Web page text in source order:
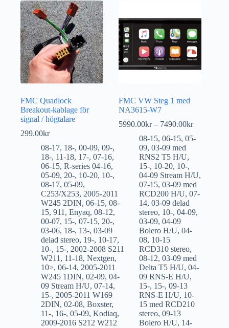
FMC Quadlock
Breakout-kablage för
signal / högtalare
299.00kr
08-17, 18-, 00-09, 09-,
18-, 11-18, 17-, 07-16,
06-15, R-series 04-16,
05-09, 20-, 10-20, 10-,
08-17, 05-09,
C253/X253, 2005-2011
W245 2DIN, 06-15, 08-
15, 911 , Enyaq, 08-12,
00-07, 15-, 07-15, 20-,
03-06, 18-, 13-, 03-09
delad stereo, 19-, 10-17,
10-, 15-, 2002-2008 S211
W211 , 11-18, Nextgen,
10>, 06-14, 2005-2011
W245 1DIN, 02-09, 04-
09 Stream H/U, 07-14,
15-, 2005-2011 W169
2DIN, 02-08, Boxster,
11-, 16-, 05-09, Kodiaq,
2009-2016 S212 W212
FMC VW Steg 1 med
NA3615-W7
5990.00kr – 7490.00kr
08-15,06-15,05-
09,03-09 med
RNS2 T5 H/U,
15-, 10-20, 10-,
04-09 Stream H/U,
07-15,03-09 med
RCD200 H/U,07-
14,03-09 delad
stereo, 10-,04-09,
03-09,04-09
Bolero H/U,04-
08, 10-15
RCD310 stereo,
08-12,03-09 med
Delta T5 H/U,04-
09 RNS-E H/U,
15-, 15-,09-13
RNS-E H/U, 10-
15 med RCD210
stereo,09-13
Bolero H/U, 14-